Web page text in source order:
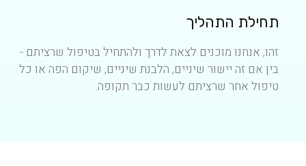
תחילת התהליך
זהו, אנחנו מוכנים לצאת לדרך ולהתחיל בטיפול שרציתם -
בין אם זה יישור שיניים, הלבנת שיניים, שיקום הפה או כל
טיפול אחר שרציתם לעשות כבר תקופה.